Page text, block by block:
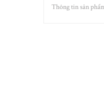
Thông tin sản